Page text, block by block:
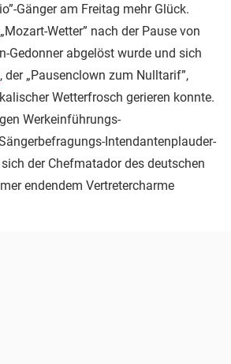
Gänger am Freitag mehr Glück.
Wetter” nach der Pause von
Gedonner abgelöst wurde und sich
, der „Pausenclown zum Nulltarif”,
Wetterfrosch gerieren konnte.
Werkeinführungs-
Intendantenplauder-
der Chefmatador des deutschen
endendem Vertretercharme